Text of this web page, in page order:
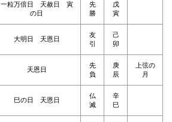
一粒万倍日 天赦日 寅
の日
先
勝
戊
寅
大明日 天恩日
友
引
己
卯
天恩日
先
負
庚
辰
上弦の
月
巳の日 天恩日
仏
滅
辛
巳